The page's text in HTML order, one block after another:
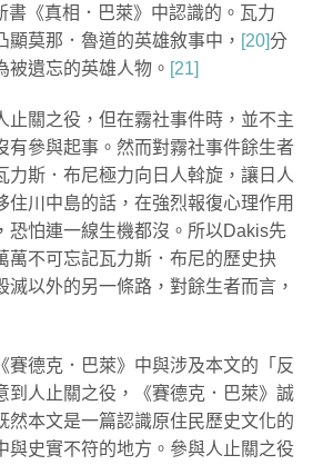
書《真相．巴萊》中認識的。瓦力
顯莫那．魯道的英雄敘事中， [20]分
被遺忘的英雄人物。 [21]
止關之役，但在霧社事件時，並不主
有參與起事。然而對霧社事件餘生者
力斯．布尼極力向日人斡旋，讓日人
住川中島的話，在強烈報復心理作用
恐怕連一線生機都沒。所以Dakis先
萬不可忘記瓦力斯．布尼的歷史抉
滅以外的另一條路，對餘生者而言，
賽德克．巴萊》中與涉及本文的「反
到人止關之役，《賽德克．巴萊》誠
然本文是一篇認識原住民歷史文化的
與史實不符的地方。參與人止關之役